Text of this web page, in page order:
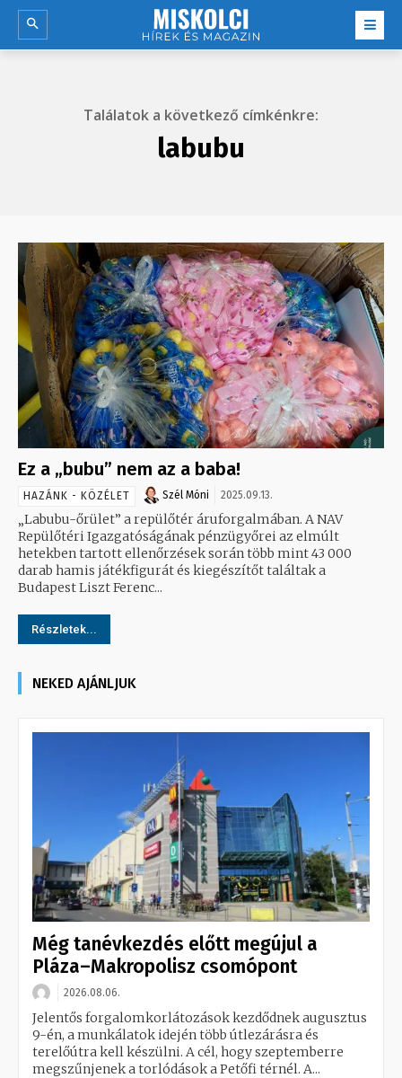
Találatok a következő címkénkre:
labubu
Ez a „bubu” nem az a baba!
HAZÁNK - KÖZÉLET Szél Móni 2025.09.13.
„Labubu-őrület” a repülőtér áruforgalmában. A NAV
Repülőtéri Igazgatóságának pénzügyőrei az elmúlt
hetekben tartott ellenőrzések során több mint 43 000
darab hamis játékfigurát és kiegészítőt találtak a
Budapest Liszt Ferenc...
Részletek...
NEKED AJÁNLJUK
Még tanévkezdés előtt megújul a
Pláza–Makropolisz csomópont
2026.08.06.
Jelentős forgalomkorlátozások kezdődnek augusztus
9-én, a munkálatok idején több útlezárásra és
terelőútra kell készülni. A cél, hogy szeptemberre
megszűnjenek a torlódások a Petőfi térnél. A...